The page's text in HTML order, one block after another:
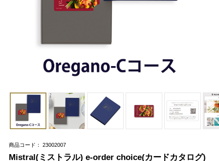
商品コード： 23002007
Mistral(ミストラル) e-order choice(カードカタログ)